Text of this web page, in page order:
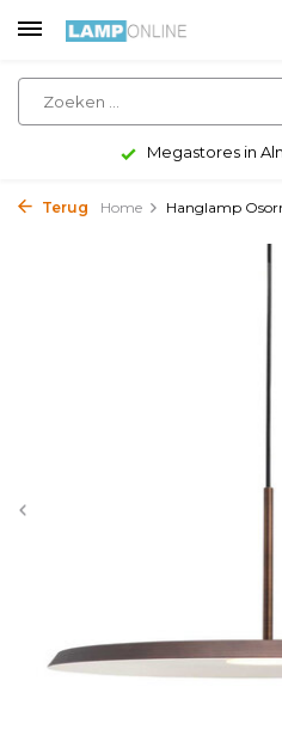
Megastores in
Terug Home Hanglamp